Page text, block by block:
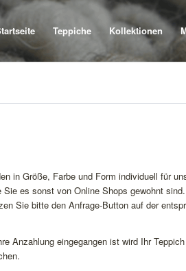
Teppiche Kollektionen
in Größe, Farbe und Form individuell für
es sonst von Online Shops gewohnt sind.
Sie bitte den Anfrage-Button auf der
Anzahlung eingegangen ist wird Ihr